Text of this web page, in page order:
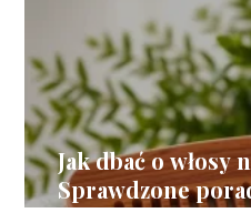
Jak dbać o
Sprawdzone